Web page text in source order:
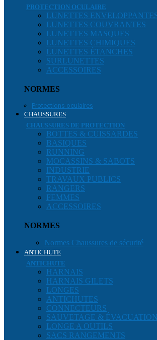
PROTECTION OCULAIRE
LUNETTES
LUNETTES COUVRANTES
LUNETTES MASQUES
LUNETTES CHIMIQUES
LUNETTES ÉTANCHES
SURLUNETTES
ACCESSOIRES
NORMES
Protections oculaires
CHAUSSURES
CHAUSSURES DE PROTECTION
BOTTES & CUISSARDES
BASIQUES
RUNNING
MOCASSINS & SABOTS
INDUSTRIE
TRAVAUX PUBLICS
RANGERS
FEMMES
ACCESSOIRES
NORMES
Normes Chaussures de sécurité
ANTICHUTE
ANTICHUTE
HARNAIS
HARNAIS GILETS
LONGES
ANTICHUTES
CONNECTEURS
SAUVETAGE & ÉVACUATION
LONGE A OUTILS
SACS RANGEMENTS